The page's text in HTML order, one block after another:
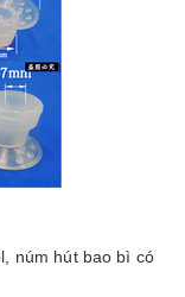
núm hút bao bì có